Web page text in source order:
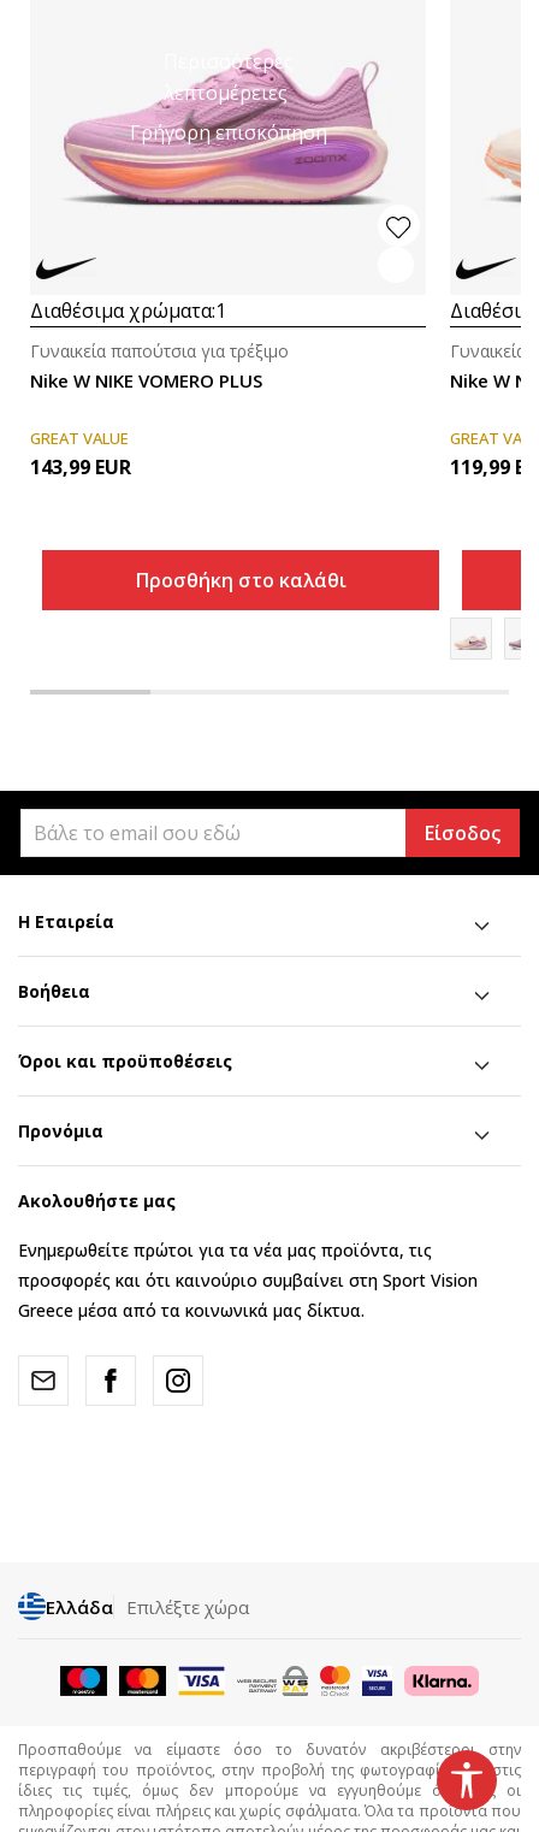
Περισσότερες
λεπτομέρειες
Γρήγορη επισκόπηση
Διαθέσιμα χρώματα:1
Nike W NIKE VOMERO PLUS
Γυναικεία παπούτσια για τρέξιμο
GREAT VALUE
143,99 EUR
Προσθήκη στο καλάθι
Nike W
Γυναικεία
GREAT
119,99
Είσοδος
Η Εταιρεία
Βοήθεια
Όροι και προϋποθέσεις
Προνόμια
Ακολουθήστε μας
Ενημερωθείτε πρώτοι για τα νέα μας προϊόντα, τις
προσφορές και ότι καινούριο συμβαίνει στη Sport Vision
Greece μέσα από τα κοινωνικά μας δίκτυα.
Ελλάδα Επιλέξτε χώρα
Προσπαθούμε να είμαστε όσο το δυνατόν ακριβέστεροι στην
περιγραφή του προϊόντος, στην προβολή της φωτογραφίας και στις
ίδιες τις τιμές, όμως δεν μπορούμε να εγγυηθούμε ότι όλες οι
πληροφορίες είναι πλήρεις και χωρίς σφάλματα. Όλα τα προϊόντα που